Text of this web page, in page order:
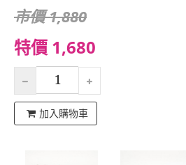
市價 1,880
特價 1,680
加入購物車